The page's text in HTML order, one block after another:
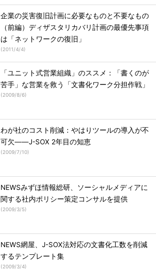
企業の災害復旧計画に必要なものと不要なもの
（前編）ディザスタリカバリ計画の最優先事項
は「ネットワークの復旧」
(2011/4/4)
「ユニット式営業組織」のススメ：「書くのが
苦手」な営業を救う「文書化ワーク分担作戦」
(2009/8/6)
わが社のコスト削減：やはりツールの導入が不
可欠――J-SOX 2年目の知恵
(2009/7/10)
NEWSみずほ情報総研、ソーシャルメディアに
関する社内ポリシー策定コンサルを提供
(2009/3/5)
NEWS網屋、J-SOX法対応の文書化工数を削減
するテンプレート集
(2009/3/4)